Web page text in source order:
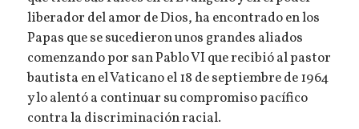
liberador del amor de Dios, ha encontrado en los
Papas que se sucedieron unos grandes aliados
comenzando por san Pablo VI que recibió al pastor
bautista en el Vaticano el 18 de septiembre de 1964
y lo alentó a continuar su compromiso pacífico
contra la discriminación racial.